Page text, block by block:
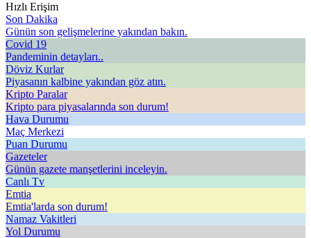
Hızlı Erişim
Son Dakika
Günün son gelişmelerine yakından bakın.
Covid 19
Pandeminin detayları..
Döviz Kurlar
Piyasanın kalbine yakından göz atın.
Kripto Paralar
Kripto para piyasalarında son durum!
Hava Durumu
Maç Merkezi
Puan Durumu
Gazeteler
Günün gazete manşetlerini inceleyin.
Canlı Tv
Emtia
Emtia'larda son durum!
Namaz Vakitleri
Yol Durumu